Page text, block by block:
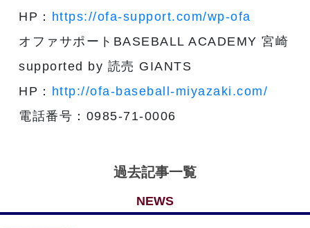
HP： https://ofa-support.com/wp-ofa
オファサポートBASEBALL ACADEMY 宮崎
supported by 読売 GIANTS
HP： http://ofa-baseball-miyazaki.com/
電話番号：0985-71-0006
過去記事一覧
NEWS